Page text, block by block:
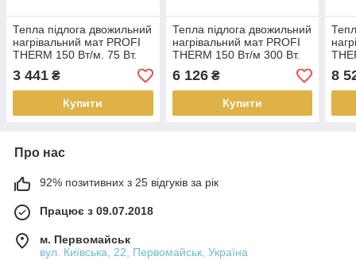
Тепла підлога двожильний
нагрівальний мат PROFI
THERM 150 Вт/м. 75 Вт.
0.5 м.кв.
3 441 ₴
Купити
Тепла підлога двожильний
нагрівальний мат PROFI
THERM 150 Вт/м 300 Вт.
2.0 м.кв.
6 126₴
Купити
3.0
8
Про нас
92% позитивних з 25 відгуків за рік
Працює з 09.07.2018
м. Первомайськ
вул. Київська, 22, Первомайськ, Україна